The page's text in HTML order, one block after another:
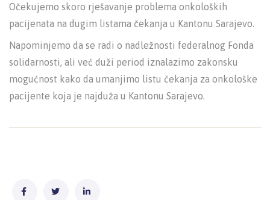
Očekujemo skoro rješavanje problema onkoloških
pacijenata na dugim listama čekanja u Kantonu Sarajevo.
Napominjemo da se radi o nadležnosti federalnog Fonda
solidarnosti, ali već duži period iznalazimo zakonsku
mogućnost kako da umanjimo listu čekanja za onkološke
pacijente koja je najduža u Kantonu Sarajevo.